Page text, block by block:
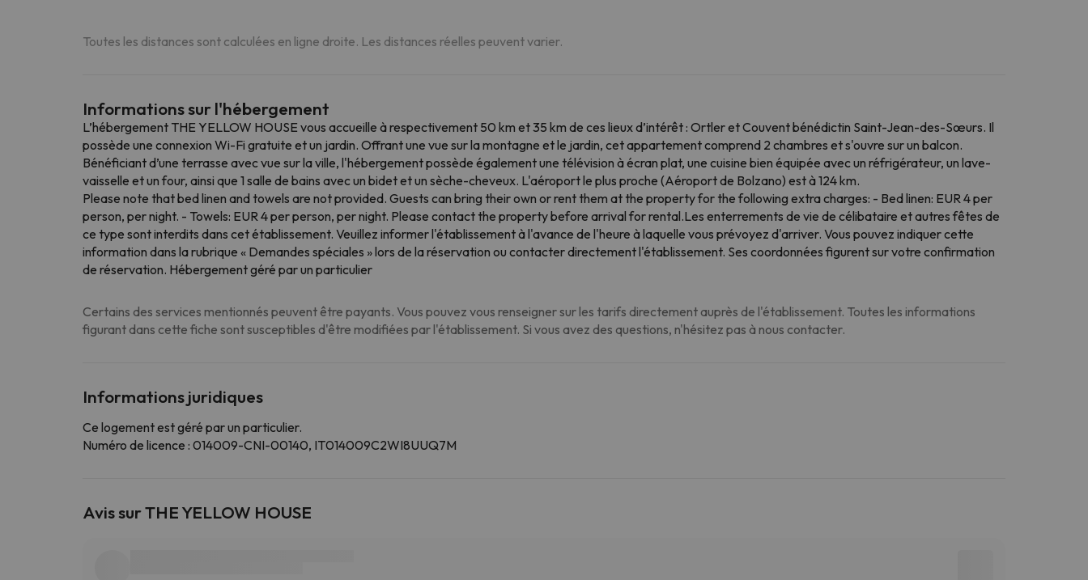
Toutes les distances sont calculées en ligne droite. Les distances réelles peuvent varier.
Informations sur l'hébergement
L’hébergement THE YELLOW HOUSE vous accueille à respectivement 50 km et 35 km de ces lieux d’intérêt : Ortler et Couvent bénédictin Saint-Jean-des-Sœurs. Il
possède une connexion Wi-Fi gratuite et un jardin. Offrant une vue sur la montagne et le jardin, cet appartement comprend 2 chambres et s'ouvre sur un balcon.
Bénéficiant d’une terrasse avec vue sur la ville, l'hébergement possède également une télévision à écran plat, une cuisine bien équipée avec un réfrigérateur, un lave-
vaisselle et un four, ainsi que 1 salle de bains avec un bidet et un sèche-cheveux. L'aéroport le plus proche (Aéroport de Bolzano) est à 124 km.
Please note that bed linen and towels are not provided. Guests can bring their own or rent them at the property for the following extra charges: - Bed linen: EUR 4 per
person, per night. - Towels: EUR 4 per person, per night. Please contact the property before arrival for rental.Les enterrements de vie de célibataire et autres fêtes de
ce type sont interdits dans cet établissement. Veuillez informer l'établissement à l'avance de l'heure à laquelle vous prévoyez d'arriver. Vous pouvez indiquer cette
information dans la rubrique « Demandes spéciales » lors de la réservation ou contacter directement l'établissement. Ses coordonnées figurent sur votre confirmation
de réservation. Hébergement géré par un particulier
Certains des services mentionnés peuvent être payants. Vous pouvez vous renseigner sur les tarifs directement auprès de l'établissement. Toutes les informations
figurant dans cette fiche sont susceptibles d'être modifiées par l'établissement. Si vous avez des questions, n'hésitez pas à nous contacter.
Informations juridiques
Ce logement est géré par un particulier.
Numéro de licence : 014009-CNI-00140, IT014009C2WI8UUQ7M
Avis sur THE YELLOW HOUSE